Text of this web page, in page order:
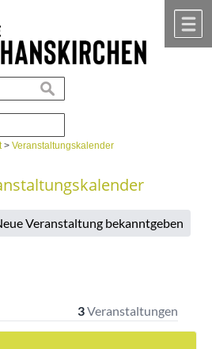
suchen
>Veranstaltungskalender